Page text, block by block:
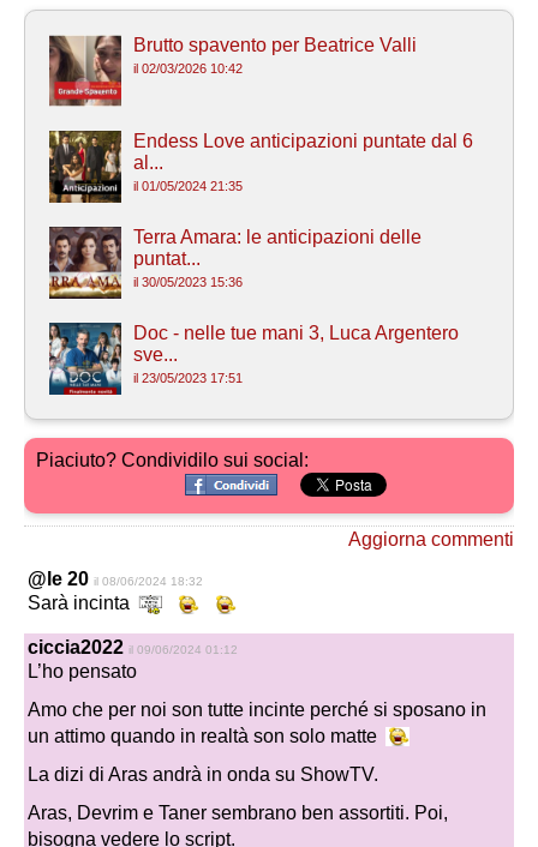
Brutto spavento per Beatrice Valli
il 02/03/2026 10:42
Endess Love anticipazioni puntate dal 6
al...
il 01/05/2024 21:35
Terra Amara: le anticipazioni delle
puntat...
il 30/05/2023 15:36
Doc - nelle tue mani 3, Luca Argentero
sve...
il 23/05/2023 17:51
Piaciuto? Condividilo sui social:
Aggiorna commenti
@le 20 il 08/06/2024 18:32
Sarà incinta
ciccia2022 il 09/06/2024 01:12
L’ho pensato
Amo che per noi son tutte incinte perché si sposano in
un attimo quando in realtà son solo matte
La dizi di Aras andrà in onda su ShowTV.
Aras, Devrim e Taner sembrano ben assortiti. Poi,
bisogna vedere lo script.